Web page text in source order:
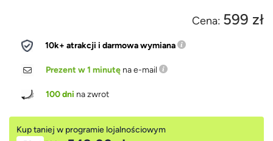
Cena: 599 zł
10k+ atrakcji i darmowa wymiana
Prezent w 1 minutę na e-mail
100 dni na zwrot
Kup taniej w programie lojalnościowym